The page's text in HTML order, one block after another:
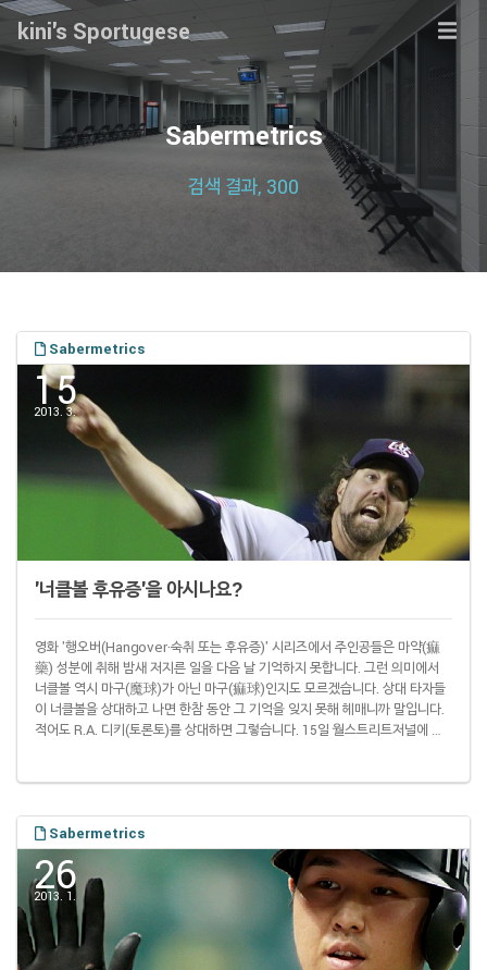
kini's Sportugese
Sabermetrics
검색 결과, 300
Sabermetrics
15
2013. 3.
'너클볼 후유증'을 아시나요?
영화 '행오버(Hangover·숙취 또는 후유증)' 시리즈에서 주인공들은 마약(痲
藥) 성분에 취해 밤새 저지른 일을 다음 날 기억하지 못합니다. 그런 의미에서
너클볼 역시 마구(魔球)가 아닌 마구(痲球)인지도 모르겠습니다. 상대 타자들
이 너클볼을 상대하고 나면 한참 동안 그 기억을 잊지 못해 헤매니까 말입니다.
적어도 R.A. 디키(토론토)를 상대하면 그렇습니다. 15일 월스트리트저널에 따
다음에 공을 던지면 성적이 좋아진 겁니다. 타순 디키 다음 평균자책(이닝)..
Sabermetrics
26
2013. 1.